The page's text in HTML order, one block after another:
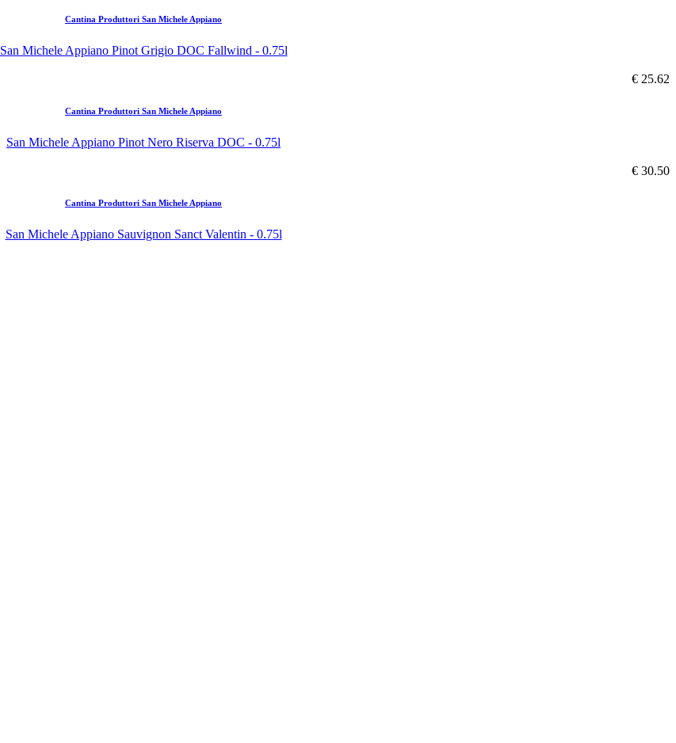
Cantina Produttori San Michele Appiano
San Michele Appiano Pinot Grigio DOC Fallwind - 0.75l
€ 25.62
Cantina Produttori San Michele Appiano
San Michele Appiano Pinot Nero Riserva DOC - 0.75l
€ 30.50
Cantina Produttori San Michele Appiano
San Michele Appiano Sauvignon Sanct Valentin - 0.75l